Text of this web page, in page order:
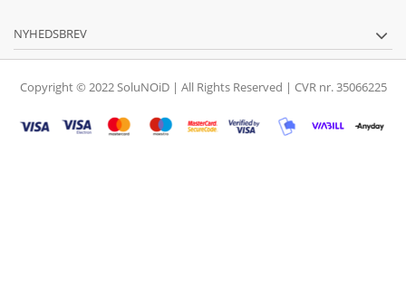
NYHEDSBREV
Copyright © 2022 SoluNOiD | All Rights Reserved | CVR nr. 35066225